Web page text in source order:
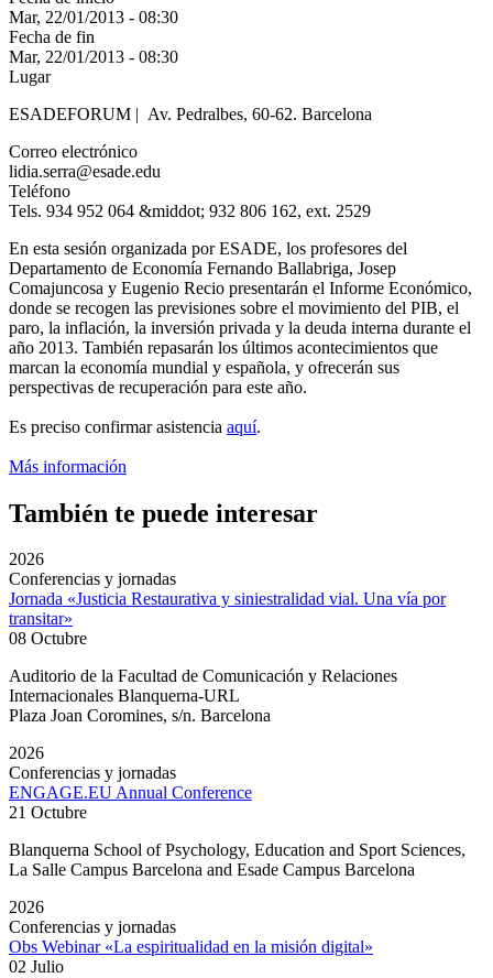
Mar, 22/01/2013 - 08:30
Fecha de fin
Mar, 22/01/2013 - 08:30
Lugar
ESADEFORUM | Av. Pedralbes, 60-62. Barcelona
Correo electrónico
lidia.serra@esade.edu
Teléfono
Tels. 934 952 064 &middot; 932 806 162, ext. 2529
En esta sesión organizada por ESADE, los profesores del
Departamento de Economía Fernando Ballabriga, Josep
Comajuncosa y Eugenio Recio presentarán el Informe Económico,
donde se recogen las previsiones sobre el movimiento del PIB, el
paro, la inflación, la inversión privada y la deuda interna durante el
año 2013. También repasarán los últimos acontecimientos que
marcan la economía mundial y española, y ofrecerán sus
perspectivas de recuperación para este año.
Es preciso confirmar asistencia aquí.
Más información
También te puede interesar
2026
Conferencias y jornadas
Jornada «Justicia Restaurativa y siniestralidad vial. Una vía por
transitar»
08 Octubre
Auditorio de la Facultad de Comunicación y Relaciones
Internacionales Blanquerna-URL
Plaza Joan Coromines, s/n. Barcelona
2026
Conferencias y jornadas
ENGAGE.EU Annual Conference
21 Octubre
Blanquerna School of Psychology, Education and Sport Sciences,
La Salle Campus Barcelona and Esade Campus Barcelona
2026
Conferencias y jornadas
Obs Webinar «La espiritualidad en la misión digital»
02 Julio